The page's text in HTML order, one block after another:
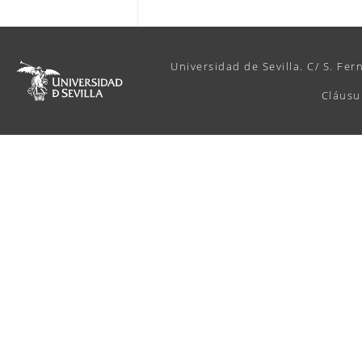
Universidad de Sevilla. C/ S.